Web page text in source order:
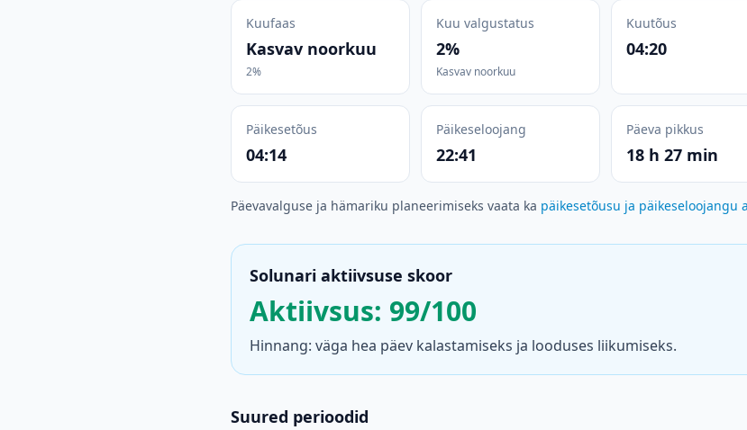
Kuufaas
Kasvav noorkuu
2%
Kuu valgustatus
2%
Kasvav noorkuu
Kuutõus
04:20
Päikesetõus
04:14
Päikeseloojang
22:41
Päeva pikkus
18 h 27 min
Päevavalguse ja hämariku planeerimiseks vaata ka päikesetõusu ja päikeseloojangu
Solunari aktiivsuse skoor
Aktiivsus: 99/100
Hinnang: väga hea päev kalastamiseks ja looduses liikumiseks.
Suured perioodid